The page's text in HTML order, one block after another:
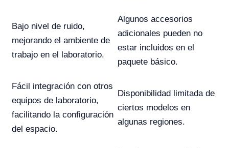
Bajo nivel de ruido,
mejorando el ambiente de
trabajo en el laboratorio.
Algunos accesorios
adicionales pueden no
estar incluidos en el
paquete básico.
Fácil integración con otros
equipos de laboratorio,
facilitando la configuración
del espacio.
Disponibilidad limitada de
ciertos modelos en
algunas regiones.